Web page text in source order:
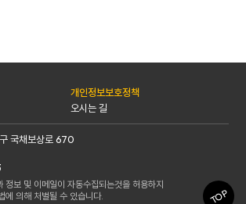
개인정보보호정책
오시는 길
국채보상로 670
정보 및 이메일이 자동수집되는것을 허용하지
에 의해 처벌될 수 있습니다.
TOP